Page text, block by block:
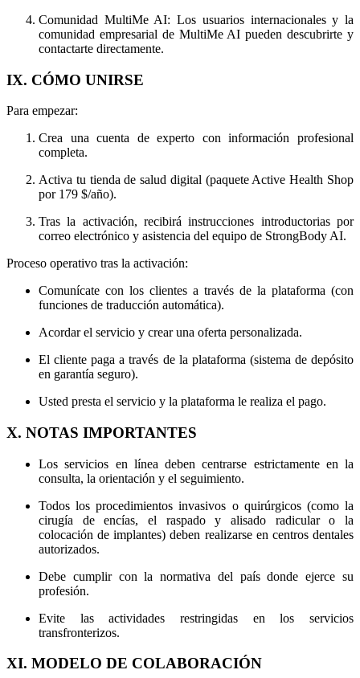
Comunidad MultiMe AI: Los usuarios internacionales y la
comunidad empresarial de MultiMe AI pueden descubrirte y
contactarte directamente.
IX. CÓMO UNIRSE
Para empezar:
Crea una cuenta de experto con información profesional
completa.
Activa tu tienda de salud digital (paquete Active Health Shop
por 179 $/año).
Tras la activación, recibirá instrucciones introductorias por
correo electrónico y asistencia del equipo de StrongBody AI.
Proceso operativo tras la activación:
Comunícate con los clientes a través de la plataforma (con
funciones de traducción automática).
Acordar el servicio y crear una oferta personalizada.
El cliente paga a través de la plataforma (sistema de depósito
en garantía seguro).
Usted presta el servicio y la plataforma le realiza el pago.
X. NOTAS IMPORTANTES
Los servicios en línea deben centrarse estrictamente en la
consulta, la orientación y el seguimiento.
Todos los procedimientos invasivos o quirúrgicos (como la
cirugía de encías, el raspado y alisado radicular o la
colocación de implantes) deben realizarse en centros dentales
autorizados.
Debe cumplir con la normativa del país donde ejerce su
profesión.
Evite las actividades restringidas en los servicios
transfronterizos.
XI. MODELO DE COLABORACIÓN